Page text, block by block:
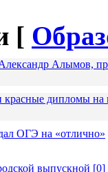
[
Алымов,
дипломы на
ОГЭ на «отлично»
выпускной [0]